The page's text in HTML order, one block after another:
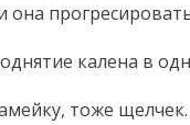
калена в
тоже